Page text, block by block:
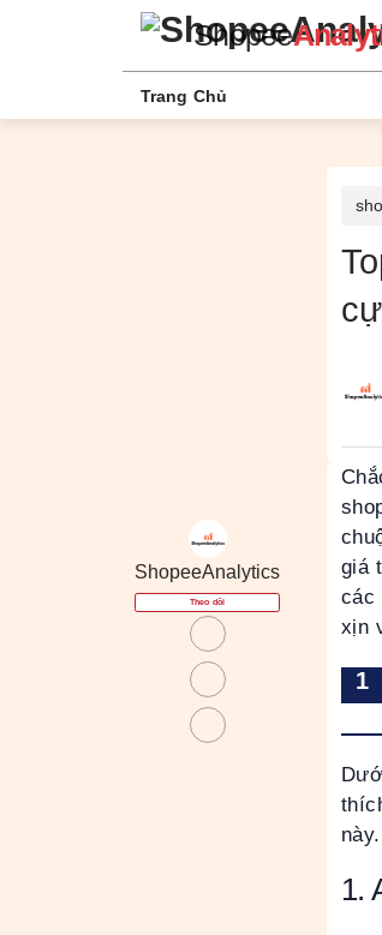
Shopee
Trang Chủ
ShopeeAnalytics
Theo dõi
giá
các
xịn
1.